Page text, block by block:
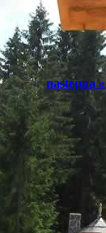
następna »